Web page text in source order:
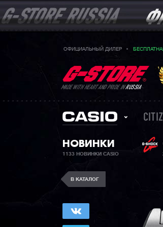
ОФИЦИАЛЬНЫЙ ДИЛЕР
MADE WITH HEART AND PRIDE INRUSSIA
НОВИНКИ
1133 НОВИНКИ CASIO
В КАТАЛОГ